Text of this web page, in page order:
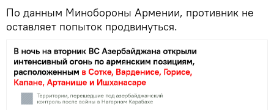
По данным Минобороны Армении, противник не
оставляет попыток продвинуться.